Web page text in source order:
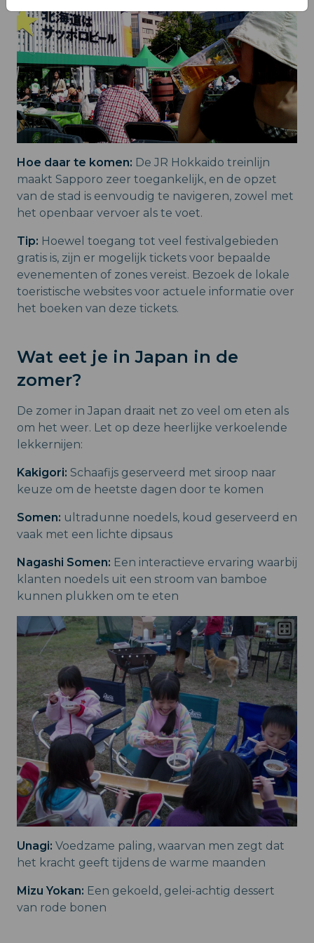
Hoe daar te komen: De JR Hokkaido treinlijn
maakt Sapporo zeer toegankelijk, en de opzet
van de stad is eenvoudig te navigeren, zowel met
het openbaar vervoer als te voet.
Tip: Hoewel toegang tot veel festivalgebieden
gratis is, zijn er mogelijk tickets voor bepaalde
evenementen of zones vereist. Bezoek de lokale
toeristische websites voor actuele informatie over
het boeken van deze tickets.
Wat eet je in Japan in de
zomer?
De zomer in Japan draait net zo veel om eten als
om het weer. Let op deze heerlijke verkoelende
lekkernijen:
Kakigori: Schaafijs geserveerd met siroop naar
keuze om de heetste dagen door te komen
Somen: ultradunne noedels, koud geserveerd en
vaak met een lichte dipsaus
Nagashi Somen: Een interactieve ervaring waarbij
klanten noedels uit een stroom van bamboe
kunnen plukken om te eten
Unagi: Voedzame paling, waarvan men zegt dat
het kracht geeft tijdens de warme maanden
Mizu Yokan: Een gekoeld, gelei-achtig dessert
van rode bonen